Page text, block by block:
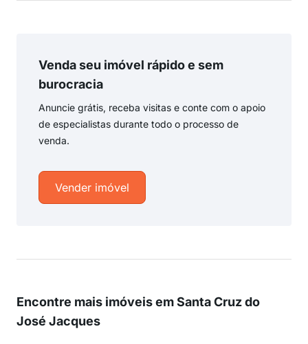
Venda seu imóvel rápido e sem
burocracia
Anuncie grátis, receba visitas e conte com o apoio
de especialistas durante todo o processo de
venda.
Vender imóvel
Encontre mais imóveis em Santa Cruz do
José Jacques